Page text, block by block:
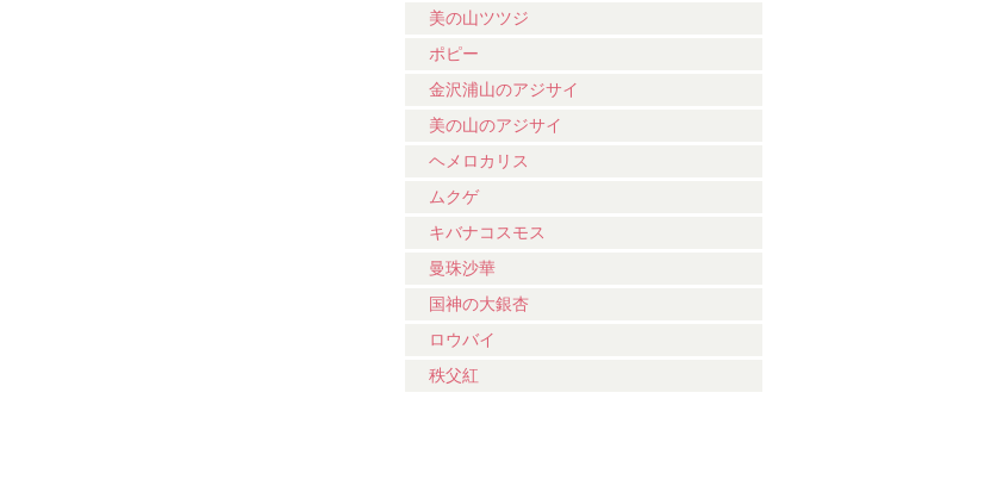
美の山ツツジ
ポピー
金沢浦山のアジサイ
美の山のアジサイ
ヘメロカリス
ムクゲ
キバナコスモス
曼珠沙華
国神の大銀杏
ロウバイ
秩父紅